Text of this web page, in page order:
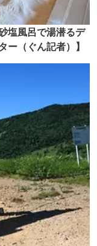
塩風呂で湯潜るデ
ー（ぐん記者）】